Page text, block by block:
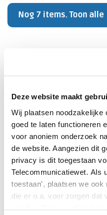
Deze website maakt
Wij plaatsen
goed te laten functioneren
voor anoniem onderzoek
de website. Aangezien dit
privacy is dit toegestaan
Telecommunicatiewet. Als
toestaan', plaatsen we
die er o.a. voor zorgen dat
Nog 7 items. Toon alle
Welke opnamen
voorzien van
Wat is de definitie
opname/
Hoe leg je